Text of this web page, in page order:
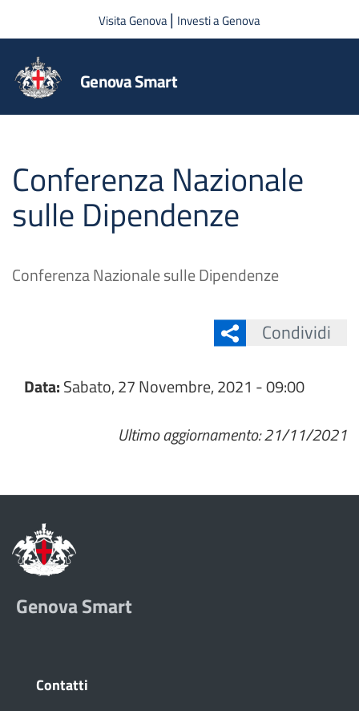
Salta al contenuto principale
Visita Genova| Investi a Genova
Genova Smart
Conferenza Nazionale
sulle Dipendenze
Conferenza Nazionale sulle Dipendenze
Condividi
Data:Sabato, 27 Novembre, 2021 - 09:00
Ultimo aggiornamento: 21/11/2021
Genova Smart
Contatti